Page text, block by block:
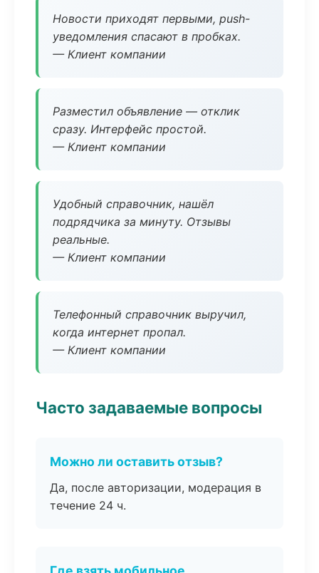
Новости приходят первыми, push-
уведомления спасают в пробках.
— Клиент компании
Разместил объявление — отклик
сразу. Интерфейс простой.
— Клиент компании
Удобный справочник, нашёл
подрядчика за минуту. Отзывы
реальные.
— Клиент компании
Телефонный справочник выручил,
когда интернет пропал.
— Клиент компании
Часто задаваемые вопросы
Можно ли оставить отзыв?
Да, после авторизации, модерация в
течение 24 ч.